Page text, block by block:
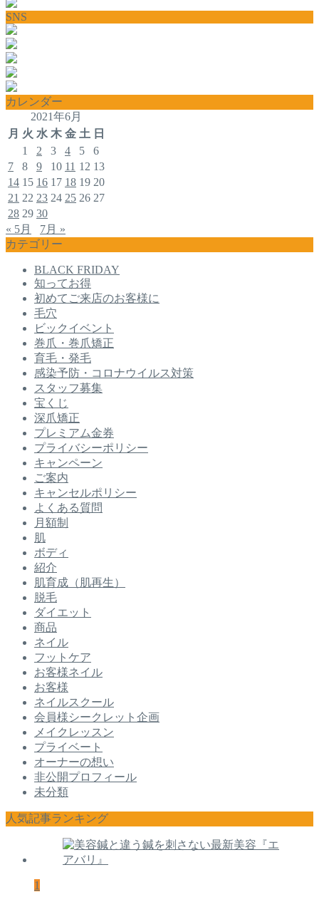
SNS
カレンダー
2021年6月
月 火 水 木 金 土 日
1
2 3 4 5
6
7
8 9 10 11 12 13
14 15 16 17 18 19 20
21 22 23 24 25 26 27
28 29 30
« 5月
7月 »
カテゴリー
BLACK FRIDAY
知ってお得
初めてご来店のお客様に
毛穴
ビックイベント
巻爪・巻爪矯正
育毛・発毛
感染予防・コロナウイルス対策
スタッフ募集
宝くじ
深爪矯正
プレミアム金券
プライバシーポリシー
キャンペーン
ご案内
キャンセルポリシー
よくある質問
月額制
肌
ボディ
紹介
肌育成（肌再生）
脱毛
ダイエット
商品
ネイル
フットケア
お客様ネイル
お客様
ネイルスクール
会員様シークレット企画
メイクレッスン
プライベート
オーナーの想い
非公開プロフィール
未分類
人気記事ランキング
1